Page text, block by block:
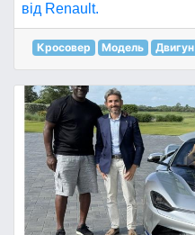
від Renault.
Кросовер Модель Двигун